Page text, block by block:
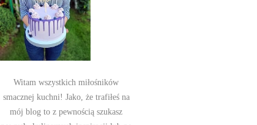
Witam wszystkich miłośników
smacznej kuchni! Jako, że trafiłeś na
mój blog to z pewnością szukasz